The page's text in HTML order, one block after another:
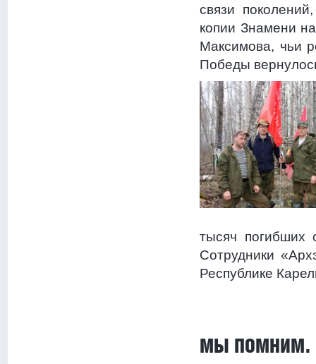
связи
копии Знамени
Максимова, чьи
Победы
тысяч погибших
Сотрудники
Республике
МЫ ПОМНИМ.